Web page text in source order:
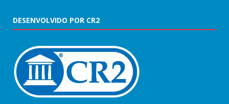
DESENVOLVIDO POR CR2